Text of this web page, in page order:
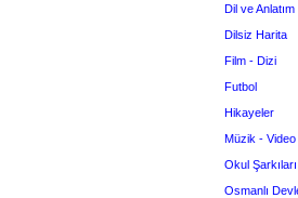
Dil ve Anlatım
Dilsiz Harita
Film - Dizi
Futbol
Hikayeler
Müzik - Video
Okul Şarkıları
Osmanlı